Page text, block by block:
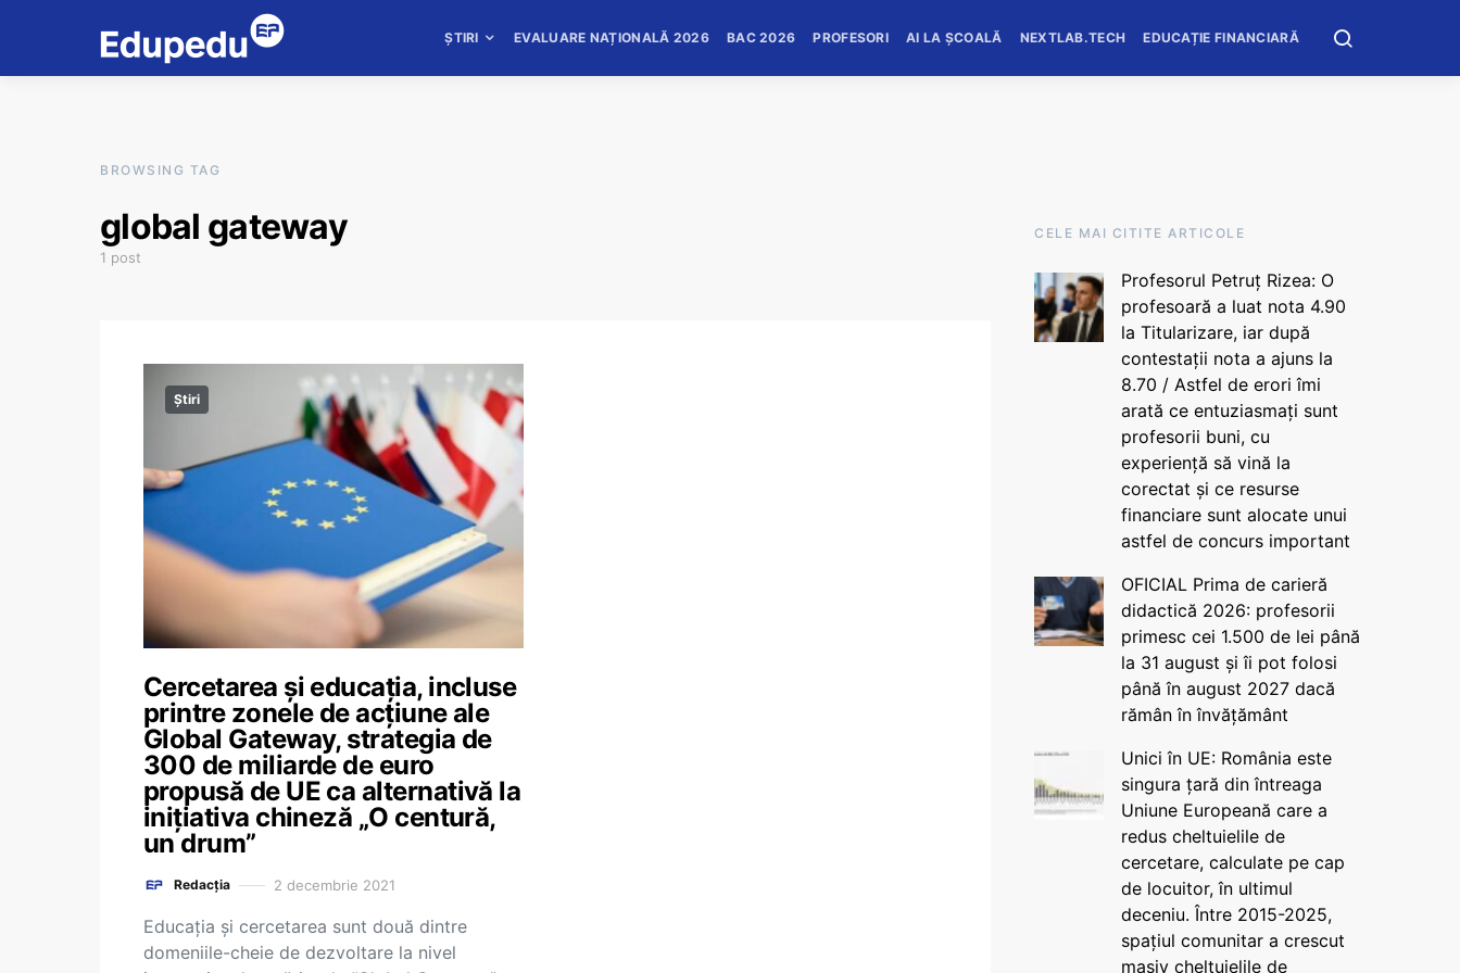
ȘTIRI EVALUARE NAȚIONALĂ 2026 BAC 2026 PROFESORI AI LA ȘCOALĂ NEXTLAB.TECH EDUCAȚIE FINANCIARĂ
BROWSING TAG
global gateway
1 post
Știri
Cercetarea și educația, incluse
printre zonele de acțiune ale
Global Gateway, strategia de
300 de miliarde de euro
propusă de UE ca alternativă la
inițiativa chineză „O centură,
un drum”
Redacția 2 decembrie 2021
Educația și cercetarea sunt două dintre
domeniile-cheie de dezvoltare la nivel
CELE MAI CITITE ARTICOLE
Profesorul Petruț Rizea: O
profesoară a luat nota 4.90
la Titularizare, iar după
contestații nota a ajuns la
8.70 / Astfel de erori îmi
arată ce entuziasmați sunt
profesorii buni, cu
experiență să vină la
corectat și ce resurse
financiare sunt alocate unui
astfel de concurs important
OFICIAL Prima de carieră
didactică 2026: profesorii
primesc cei 1.500 de lei până
la 31 august și îi pot folosi
până în august 2027 dacă
rămân în învățământ
Unici în UE: România este
singura țară din întreaga
Uniune Europeană care a
redus cheltuielile de
cercetare, calculate pe cap
de locuitor, în ultimul
deceniu. Între 2015-2025,
spațiul comunitar a crescut
masiv cheltuielile de